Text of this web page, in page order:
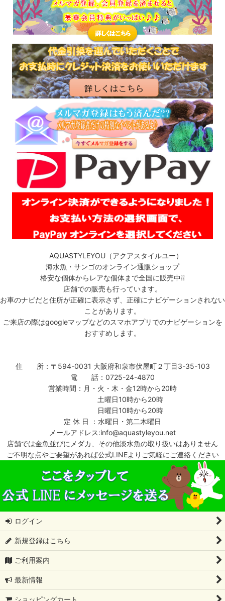
AQUASTYLEYOU（アクアスタイルユー）
海水魚・サンゴのオンライン通販ショップ
格安な個体からレアな個体まで全国に販売中❕❕
店舗での販売も行っています。
お車のナビだと住所が正確に表示さず、正確にナビゲーションされない
ことがあります。
ご来店の際はgoogleマップなどのスマホアプリでのナビゲーションを
おすすめします。
住 所：〒594-0031 大阪府和泉市伏屋町２丁目3-35-103
電 話：0725-24-4870
営業時間：月・火・木・金12時から20時
土曜日10時から20時
日曜日10時から20時
定 休 日 ：水曜日・第二木曜日
メールアドレス:info@aquastyleyou.net
店舗では金魚並びにメダカ、その他淡水魚の取り扱いはありません
ご不明な点やご要望があれば公式LINEよりご気軽にご連絡ください
ログイン
新規登録はこちら
ご利用案内
最新情報
ショッピングカート